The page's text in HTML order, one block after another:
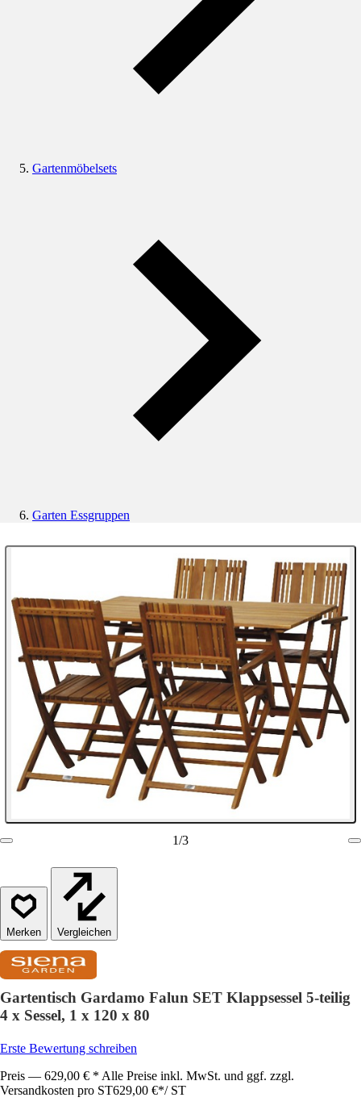
Gartenmöbelsets
Garten Essgruppen
1/3
Vergleichen
Gartentisch Gardamo Falun SET Klappsessel 5-teilig
4 x Sessel, 1 x 120 x 80
Erste Bewertung schreiben
Preis — 629,00 € * Alle Preise inkl. MwSt. und ggf. zzgl.
Versandkosten pro ST629,00 €*/ ST